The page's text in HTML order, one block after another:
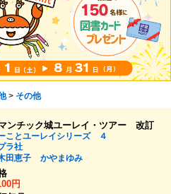
> その他
ンチック城ユーレイ・ツアー 改訂
ことユーレイシリーズ ４
ラ社
田恵子
かやまゆみ
円